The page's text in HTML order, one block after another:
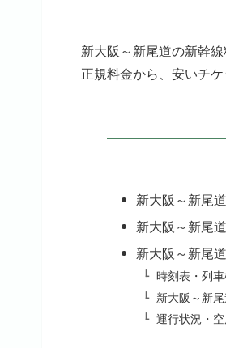
新大阪～新尾道の新幹線
正規料金から、安いチ
新大阪～新尾
新大阪～新尾
新大阪～新尾
時刻表・列
新大阪～新
運行状況・